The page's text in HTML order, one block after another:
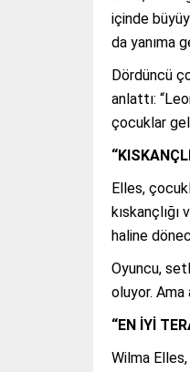
içinde
da yanıma
Dördüncü
anlattı:
çocuklar
Elles,
haline
Oyuncu,
oluyor. Ama
“EN İYİ
Wilma